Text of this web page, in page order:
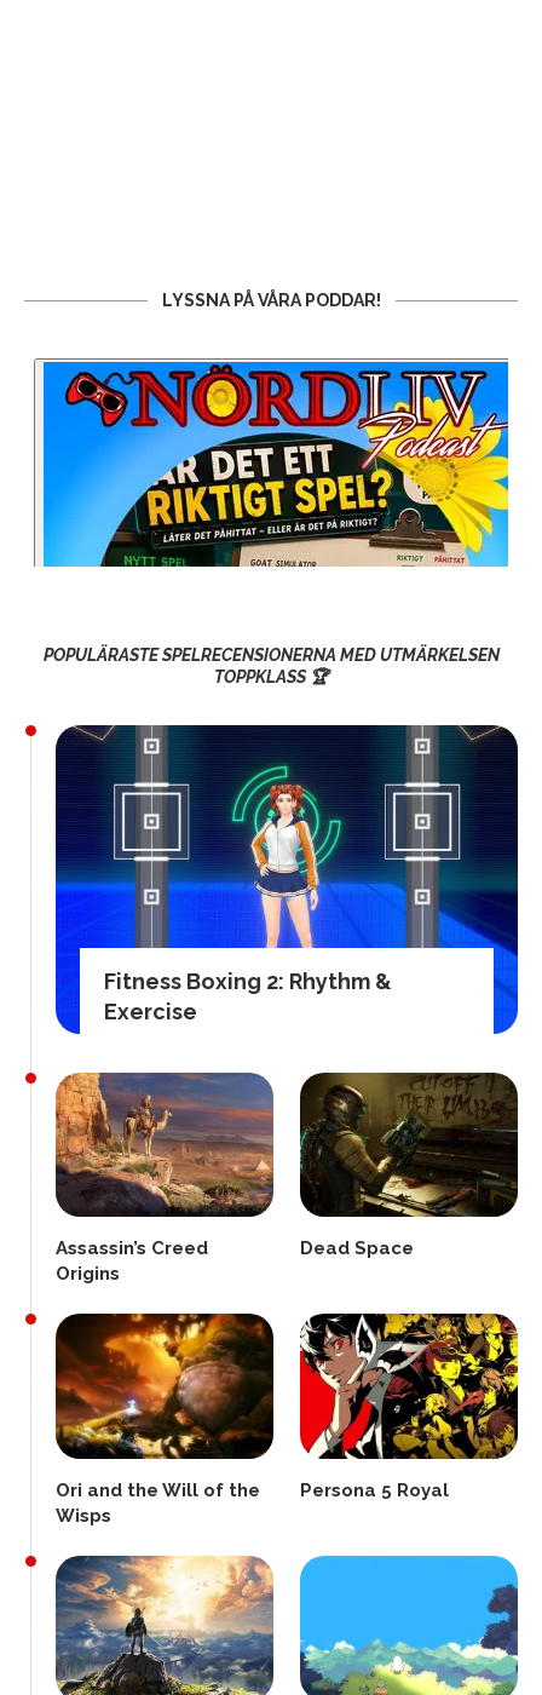
LYSSNA PÅ VÅRA PODDAR!
POPULÄRASTE SPELRECENSIONERNA MED UTMÄRKELSEN
TOPPKLASS 🏆
Fitness Boxing 2: Rhythm &
Exercise
Assassin’s Creed
Origins
Dead Space
Ori and the Will of the
Wisps
Persona 5 Royal